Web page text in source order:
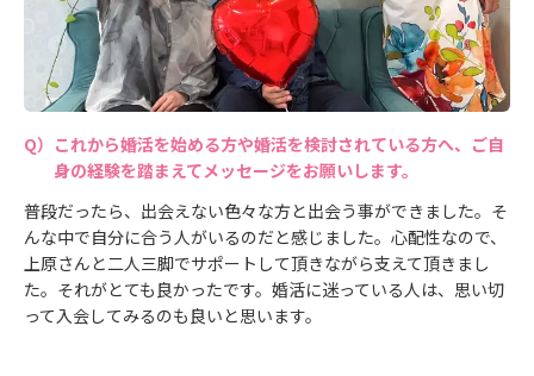
これから婚活を始める方や婚活を検討されている方へ、ご自
身の経験を踏まえてメッセージをお願いします。
普段だったら、出会えない色々な方と出会う事ができました。そ
んな中で自分に合う人がいるのだと感じました。心配性なので、
上原さんと二人三脚でサポートして頂きながら支えて頂きまし
た。それがとても良かったです。婚活に迷っている人は、思い切
って入会してみるのも良いと思います。